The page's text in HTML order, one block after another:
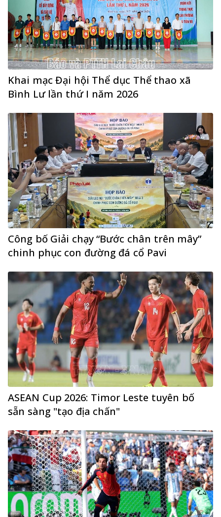
Khai mạc Đại hội Thể dục Thể thao xã
Bình Lư lần thứ I năm 2026
Công bố Giải chạy “Bước chân trên mây”
chinh phục con đường đá cổ Pavi
ASEAN Cup 2026: Timor Leste tuyên bố
sẵn sàng "tạo địa chấn"